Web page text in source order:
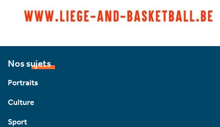
Nos sujets
Portraits
Culture
Sport